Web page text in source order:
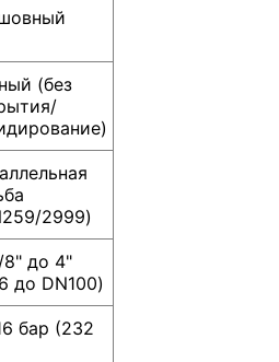
(без
2999)
8" до 4"
до DN100)
бар (232